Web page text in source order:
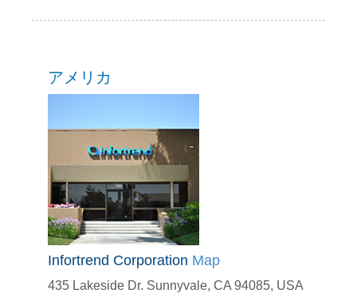
アメリカ
Infortrend Corporation Map
435 Lakeside Dr. Sunnyvale, CA 94085, USA